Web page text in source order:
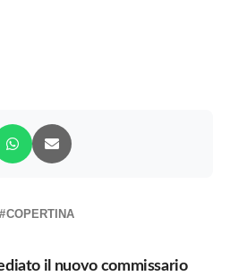
COPERTINA
il nuovo commissario